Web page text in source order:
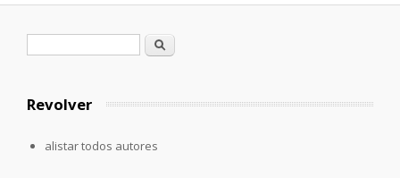
Formulario de búsqueda
Buscar
Revolver
alistar todos autores